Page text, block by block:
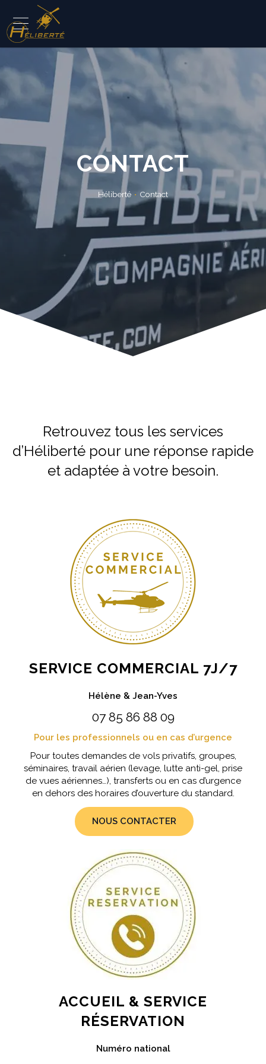
CONTACT
Héliberté Contact
Retrouvez tous les services
d’Héliberté pour une réponse rapide
et adaptée à votre besoin.
SERVICE COMMERCIAL 7J/7
Hélène & Jean-Yves
07 85 86 88 09
Pour les professionnels ou en cas d’urgence
Pour toutes demandes de vols privatifs, groupes,
séminaires, travail aérien (levage, lutte anti-gel, prise
de vues aériennes…), transferts ou en cas d’urgence
en dehors des horaires d’ouverture du standard.
NOUS CONTACTER
ACCUEIL & SERVICE
RÉSERVATION
Numéro national